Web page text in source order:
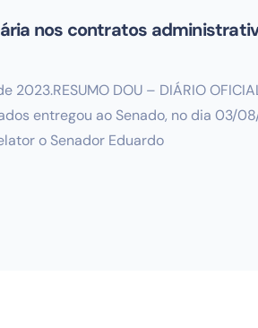
nos contratos
DOU – DIÁRIO
entregou ao Senado, no dia 03/
o Senador Eduardo